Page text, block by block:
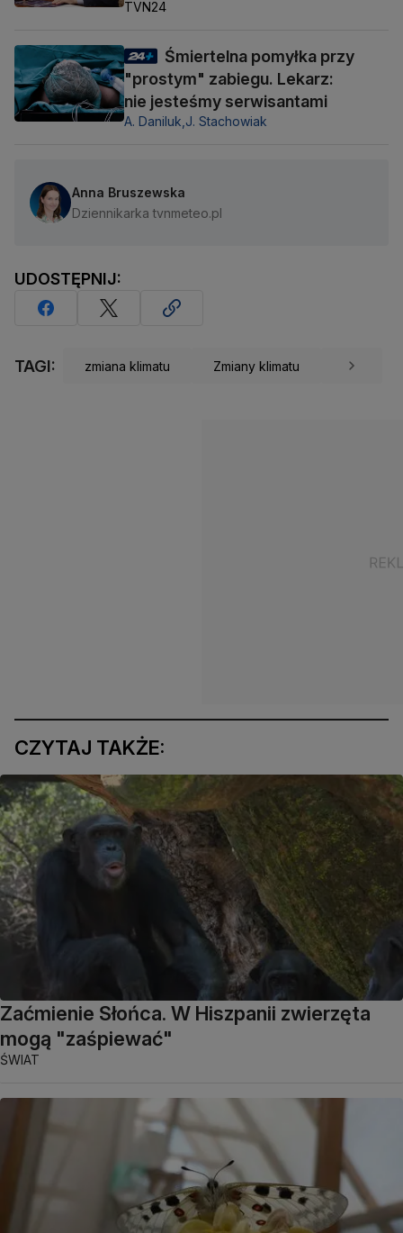
TVN24
Śmiertelna pomyłka przy
"prostym" zabiegu. Lekarz:
nie jesteśmy serwisantami
A. Daniluk, J. Stachowiak
Anna Bruszewska
Dziennikarka tvnmeteo.pl
UDOSTĘPNIJ:
TAGI: zmiana klimatu Zmiany klimatu
CZYTAJ TAKŻE:
Zaćmienie Słońca. W Hiszpanii zwierzęta
mogą "zaśpiewać"
ŚWIAT